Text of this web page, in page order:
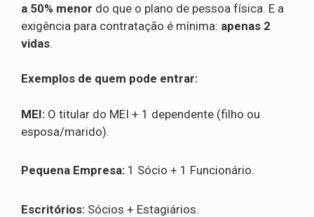
a 50% menor do que o plano de pessoa física. E a
exigência para contratação é mínima: apenas 2
vidas.
Exemplos de quem pode entrar:
MEI: O titular do MEI + 1 dependente (filho ou
esposa/marido).
Pequena Empresa: 1 Sócio + 1 Funcionário.
Escritórios: Sócios + Estagiários.